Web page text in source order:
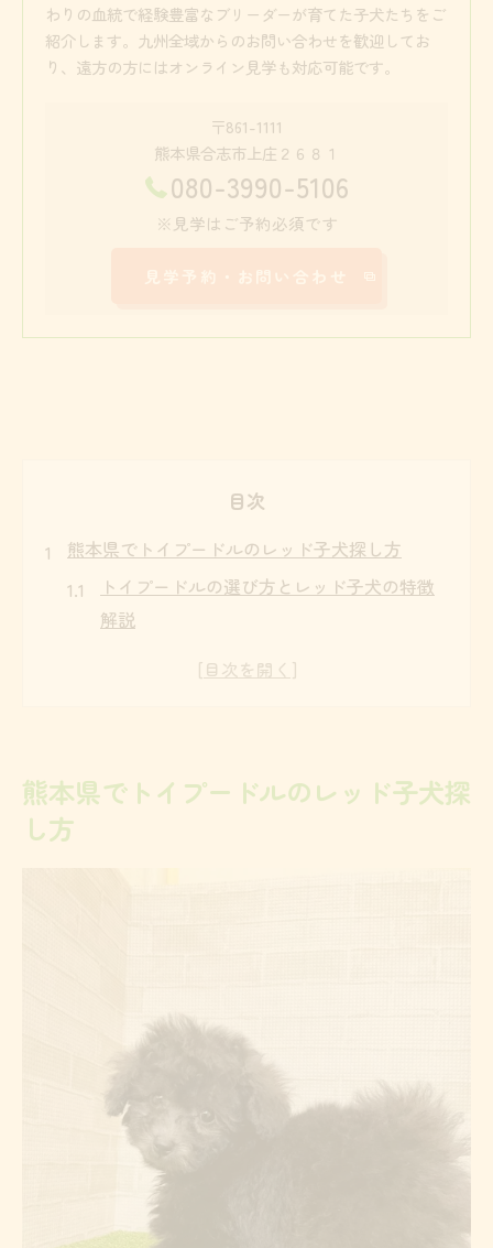
わりの血統で経験豊富なブリーダーが育てた子犬たちをご
紹介します。九州全域からのお問い合わせを歓迎してお
り、遠方の方にはオンライン見学も対応可能です。
〒861-1111
熊本県合志市上庄２６８１
080-3990-5106
※見学はご予約必須です
目次
熊本県でトイプードルのレッド子犬探し方
トイプードルの選び方とレッド子犬の特徴
解説
熊本県で安心できるトイプードル探しのコ
トイプードルのレッド子犬が人気の理由を
トイプードルを比較する際のチェック項目
健康なトイプードル子犬を見極める方法
トイプードルで失敗しないための注意点
トイプードル選びで重視すべき安心ポイント
トイプードルの健康状態を見極めるコツ
熊本県でトイプードルのレッド子犬探
し方